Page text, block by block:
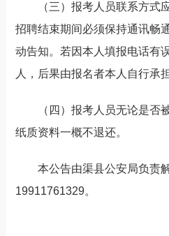
（三）报考人员联系方式
招聘结束期间必须保持通讯畅
动告知。若因本人填报电话有
人，后果由报名者本人自行承担
（四）报考人员无论是否
纸质资料一概不退还。
本公告由渠县公安局负责
19911761329。